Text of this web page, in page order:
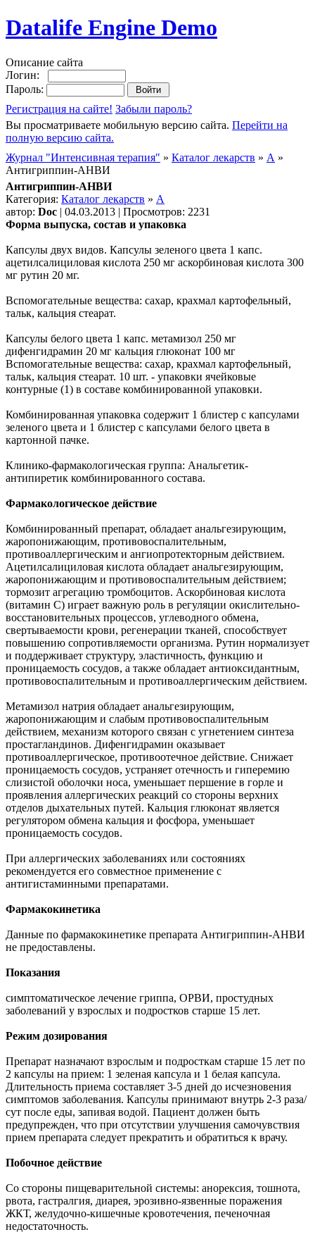
Datalife Engine Demo
Описание сайта
Логин:
Пароль:
Регистрация на сайте! Забыли пароль?
Вы просматриваете мобильную версию сайта. Перейти на
полную версию сайта.
Журнал "Интенсивная терапия" » Каталог лекарств » А »
Антигриппин-АНВИ
Антигриппин-АНВИ
Категория: Каталог лекарств » А
автор: Doc | 04.03.2013 | Просмотров: 2231
Форма выпуска, состав и упаковка
Капсулы двух видов. Капсулы зеленого цвета 1 капс.
ацетилсалициловая кислота 250 мг аскорбиновая кислота 300
мг рутин 20 мг.
Вспомогательные вещества: сахар, крахмал картофельный,
тальк, кальция стеарат.
Капсулы белого цвета 1 капс. метамизол 250 мг
дифенгидрамин 20 мг кальция глюконат 100 мг
Вспомогательные вещества: сахар, крахмал картофельный,
тальк, кальция стеарат. 10 шт. - упаковки ячейковые
контурные (1) в составе комбинированной упаковки.
Комбинированная упаковка содержит 1 блистер с капсулами
зеленого цвета и 1 блистер с капсулами белого цвета в
картонной пачке.
Клинико-фармакологическая группа: Анальгетик-
антипиретик комбинированного состава.
Фармакологическое действие
Комбинированный препарат, обладает анальгезирующим,
жаропонижающим, противовоспалительным,
противоаллергическим и ангиопротекторным действием.
Ацетилсалициловая кислота обладает анальгезирующим,
жаропонижающим и противовоспалительным действием;
тормозит агрегацию тромбоцитов. Аскорбиновая кислота
(витамин С) играет важную роль в регуляции окислительно-
восстановительных процессов, углеводного обмена,
свертываемости крови, регенерации тканей, способствует
повышению сопротивляемости организма. Рутин нормализует
и поддерживает структуру, эластичность, функцию и
проницаемость сосудов, а также обладает антиоксидантным,
противовоспалительным и противоаллергическим действием.
Метамизол натрия обладает анальгезирующим,
жаропонижающим и слабым противовоспалительным
действием, механизм которого связан с угнетением синтеза
простагландинов. Дифенгидрамин оказывает
противоаллергическое, противоотечное действие. Снижает
проницаемость сосудов, устраняет отечность и гиперемию
слизистой оболочки носа, уменьшает першение в горле и
проявления аллергических реакций со стороны верхних
отделов дыхательных путей. Кальция глюконат является
регулятором обмена кальция и фосфора, уменьшает
проницаемость сосудов.
При аллергических заболеваниях или состояниях
рекомендуется его совместное применение с
антигистаминными препаратами.
Фармакокинетика
Данные по фармакокинетике препарата Антигриппин-АНВИ
не предоставлены.
Показания
симптоматическое лечение гриппа, ОРВИ, простудных
заболеваний у взрослых и подростков старше 15 лет.
Режим дозирования
Препарат назначают взрослым и подросткам старше 15 лет по
2 капсулы на прием: 1 зеленая капсула и 1 белая капсула.
Длительность приема составляет 3-5 дней до исчезновения
симптомов заболевания. Капсулы принимают внутрь 2-3 раза/
сут после еды, запивая водой. Пациент должен быть
предупрежден, что при отсутствии улучшения самочувствия
прием препарата следует прекратить и обратиться к врачу.
Побочное действие
Со стороны пищеварительной системы: анорексия, тошнота,
рвота, гастралгия, диарея, эрозивно-язвенные поражения
ЖКТ, желудочно-кишечные кровотечения, печеночная
недостаточность.